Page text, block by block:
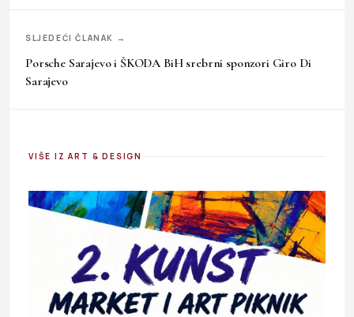
SLJEDEĆI ČLANAK →
Porsche Sarajevo i ŠKODA BiH srebrni sponzori Giro Di
Sarajevo
VIŠE IZ ART & DESIGN